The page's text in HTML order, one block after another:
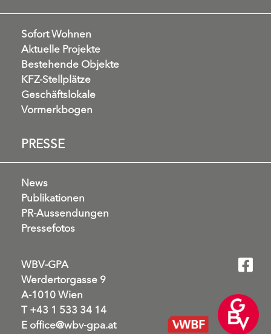
Sofort Wohnen
Aktuelle Projekte
Bestehende Objekte
KFZ-Stellplätze
Geschäftslokale
Vormerkbogen
PRESSE
News
Publikationen
PR-Aussendungen
Pressefotos
WBV-GPA
Werdertorgasse 9
A-1010 Wien
T+43 1 533 34 14
E office@wbv-gpa.at